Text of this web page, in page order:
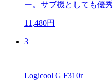
ー。サブ機としても優秀
11,480円
3
Logicool G F310r